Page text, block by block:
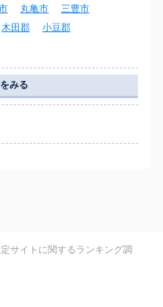
丸亀市
三豊市
木田郡
小豆郡
みる
サイトに関するランキング調